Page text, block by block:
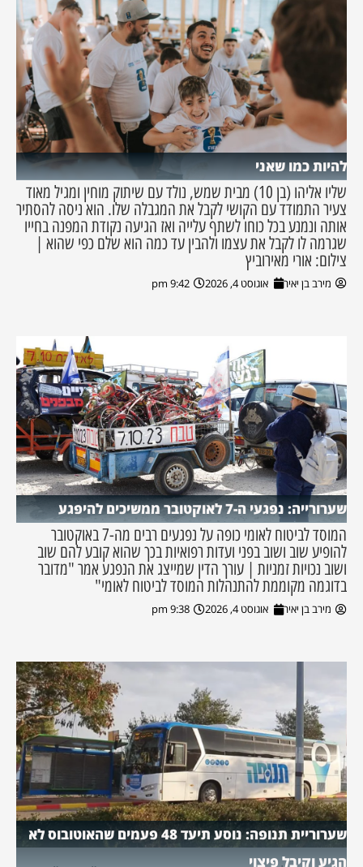
להיות כמו שאני
שליו אליהו (בן 10) מבית שמש, נולד עם שיתוק מוחין ומגיל מאוד
צעיר התמודד עם הקושי לקבל את המגבלה שלו. הוא ניסה להסתיר
אותה ונמנע בכל כוחו לשתף עלייה ואז הגיעה נקודת המפנה בחייו
שגרמה לו לקבל את עצמו ולהבין עד כמה הוא שלם כפי שהוא |
צילום: אורי מאירוביץ
מירב בן יאיר אוגוסט 4, 2026 9:42 pm
שערורייה: נפגעי ה-7 לאוקטובר ממשיכים להיפגע
המוסד לביטוח לאומי כופה על נפגעים רבים מה-7 באוקטובר
להופיע שוב ושוב בפני ועדות רפואיות בכך שהוא קובע להם שוב
ושוב נכויות זמניות | עורך הדין שמייצג את הנפגע אמר "מדובר
בדוגמה מקוממת להתנהלות המוסד לביטוח לאומי"
מירב בן יאיר אוגוסט 4, 2026 9:38 pm
שערוריית תנופה: נוסע תיעד 48 פעמים שהאוטובוס לא
הגיע וקיבל פיצוי